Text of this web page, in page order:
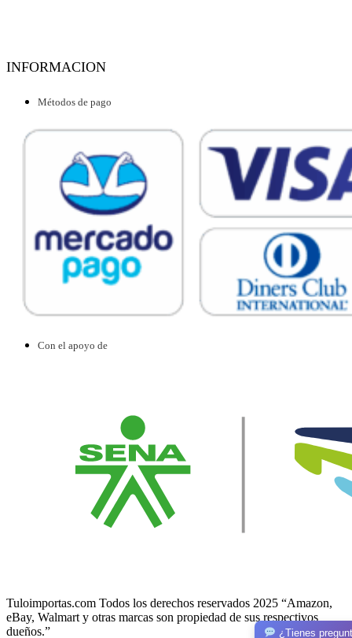
INFORMACION
Métodos de pago
Con el apoyo de
Tuloimportas.com Todos los derechos reservados 2025 “Amazon,
eBay, Walmart y otras marcas son propiedad de sus respectivos
dueños.”
¿Tienes